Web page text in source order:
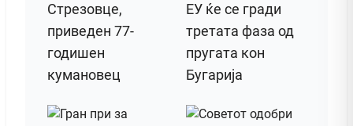
Стрезовце,
приведен 77-
годишен
кумановец
ЕУ ќе се гради
третата фаза од
пругата кон
Бугарија